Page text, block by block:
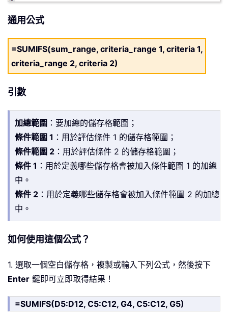
通用公式
=SUMIFS(sum_range, criteria_range 1, criteria 1,
criteria_range 2, criteria 2)
引數
加總範圍 ：要加總的儲存格範圍；
條件範圍 1 ：用於評估條件 1 的儲存格範圍；
條件範圍 2 ：用於評估條件 2 的儲存格範圍；
條件 1 ：用於定義哪些儲存格會被加入條件範圍 1 的加總
中。
條件 2 ：用於定義哪些儲存格會被加入條件範圍 2 的加總
中。
如何使用這個公式？
1. 選取一個空白儲存格，複製或輸入下列公式，然後按下
Enter 鍵即可立即取得結果！
=SUMIFS(D5:D12, C5:C12, G4, C5:C12, G5)